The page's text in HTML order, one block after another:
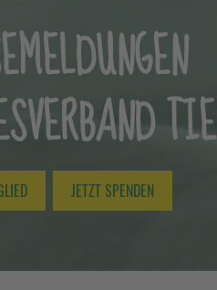
JETZT SPENDEN